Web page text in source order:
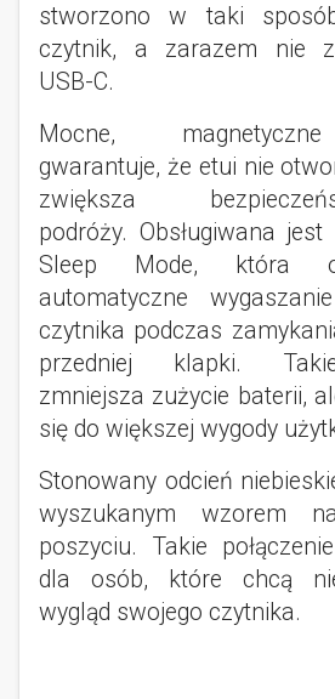
stworzono w taki
czytnik, a zarazem nie
USB-C.
Mocne,
gwarantuje, że etui nie
zwiększa
podróży. Obsługiwana
Sleep Mode, która
automatyczne
czytnika podczas
przedniej klapki.
zmniejsza zużycie baterii,
się do większej wygody
Stonowany odcień
wyszukanym wzorem
poszyciu. Takie
dla osób, które chcą
wygląd swojego czytnika.